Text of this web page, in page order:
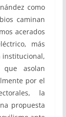
como
caminan
acerados
más
institucional,
asolan
por el
la
propuesta